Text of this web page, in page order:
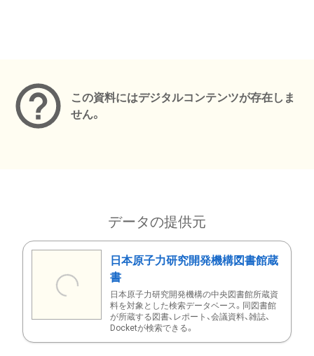
この資料にはデジタルコンテンツが存在しま
せん。
データの提供元
日本原子力研究開発機構図書館蔵
書
日本原子力研究開発機構の中央図書館所蔵資
料を対象とした検索データベース。同図書館
が所蔵する図書、レポート、会議資料、雑誌、
Docketが検索できる。